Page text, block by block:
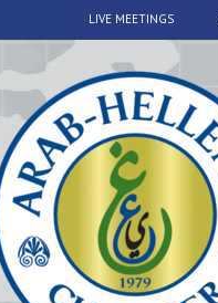
LIVE MEETINGS